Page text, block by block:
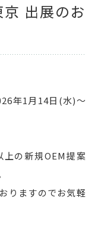
出展のお
年1月14日(水)～
の新規OEM提案
りますのでお気軽